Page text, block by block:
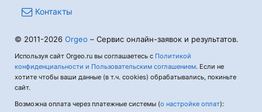
Контакты
© 2011-2026 Orgeo – Сервис онлайн-заявок и результатов.
Используя сайт Orgeo.ru вы соглашаетесь с Политикой
конфиденциальности и Пользовательским соглашением. Если не
хотите чтобы ваши данные (в т.ч. cookies) обрабатывались, покиньте
сайт.
Возможна оплата через платежные системы (о настройке оплат):